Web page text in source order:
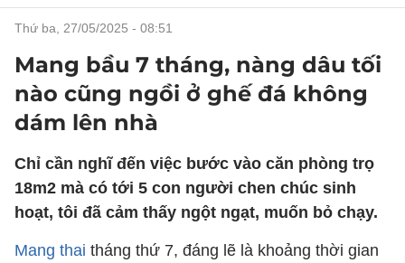
thứ ba, 27/05/2025 - 08:51
Mang bầu 7 tháng, nàng dâu tối
nào cũng ngồi ở ghế đá không
dám lên nhà
Chỉ cần nghĩ đến việc bước vào căn phòng trọ
18m2 mà có tới 5 con người chen chúc sinh
hoạt, tôi đã cảm thấy ngột ngạt, muốn bỏ chạy.
Mang thai tháng thứ 7, đáng lẽ là khoảng thời gian